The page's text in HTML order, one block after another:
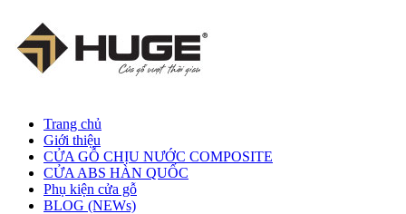
Trang chủ
Giới thiệu
CỬA GỖ CHỊU NƯỚC COMPOSITE
CỬA ABS HÀN QUỐC
Phụ kiện cửa gỗ
BLOG (NEWs)